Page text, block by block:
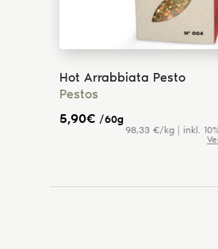
Hot Arrabbiata Pesto
Pestos
5,90€ /60g
98,33 €/kg | inkl.